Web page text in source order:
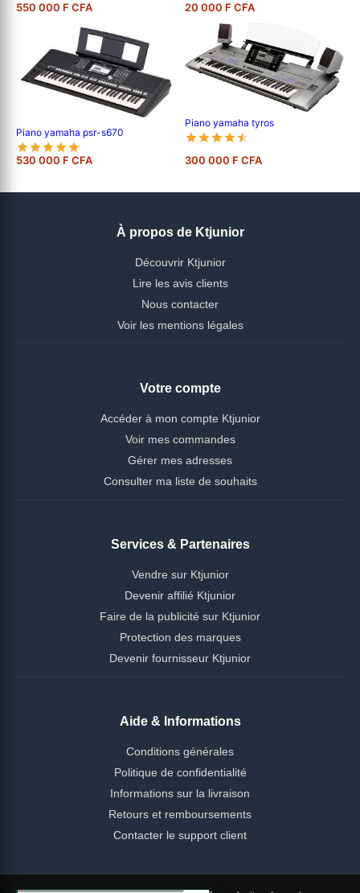
550 000 F CFA 20 000 F CFA
Piano yamaha psr-s670
530 000 F CFA
Piano yamaha tyros
300 000 F CFA
À propos de Ktjunior
Découvrir Ktjunior
Lire les avis clients
Nous contacter
Voir les mentions légales
Votre compte
Accéder à mon compte Ktjunior
Voir mes commandes
Gérer mes adresses
Consulter ma liste de souhaits
Services & Partenaires
Vendre sur Ktjunior
Devenir affilié Ktjunior
Faire de la publicité sur Ktjunior
Protection des marques
Devenir fournisseur Ktjunior
Aide & Informations
Conditions générales
Politique de confidentialité
Informations sur la livraison
Retours et remboursements
Contacter le support client